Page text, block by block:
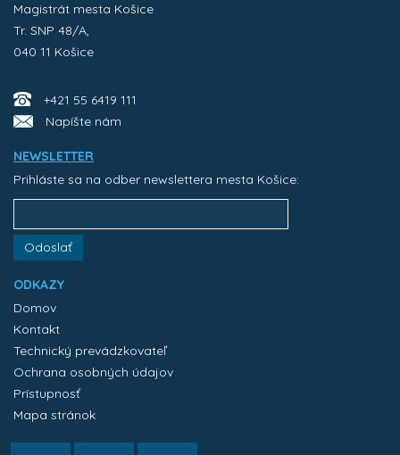
Magistrát mesta Košice
Tr. SNP 48/A,
040 11 Košice
+421 55 6419 111
Napíšte nám
NEWSLETTER
Prihláste sa na odber newslettera mesta Košice:
Odoslať
ODKAZY
Domov
Kontakt
Technický prevádzkovateľ
Ochrana osobných údajov
Prístupnosť
Mapa stránok